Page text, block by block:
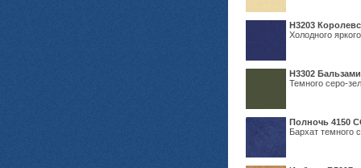
Н3203
Холодного
Н3302
Темного серо-
Полночь 4150
Бархат темного